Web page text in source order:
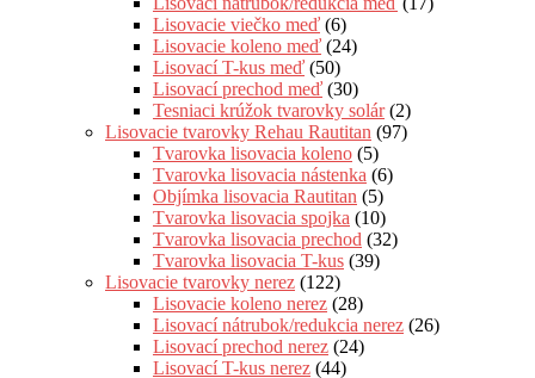
Lisovacie viečko meď (6)
Lisovacie koleno meď (24)
Lisovací T-kus meď (50)
Lisovací prechod meď (30)
Tesniaci krúžok tvarovky solár (2)
Lisovacie tvarovky Rehau Rautitan (97)
Tvarovka lisovacia koleno (5)
Tvarovka lisovacia nástenka (6)
Objímka lisovacia Rautitan (5)
Tvarovka lisovacia spojka (10)
Tvarovka lisovacia prechod (32)
Tvarovka lisovacia T-kus (39)
Lisovacie tvarovky nerez (122)
Lisovacie koleno nerez (28)
Lisovací nátrubok/redukcia nerez (26)
Lisovací prechod nerez (24)
Lisovací T-kus nerez (44)